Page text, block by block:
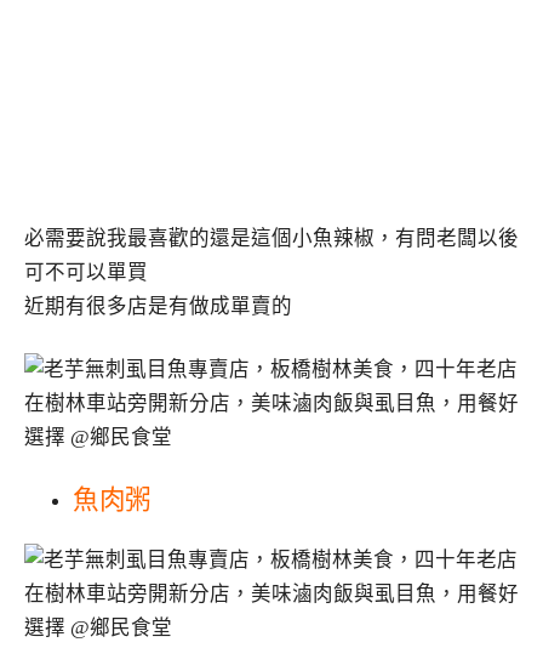
必需要說我最喜歡的還是這個小魚辣椒，有問老闆以後
可不可以單買
近期有很多店是有做成單賣的
魚肉粥